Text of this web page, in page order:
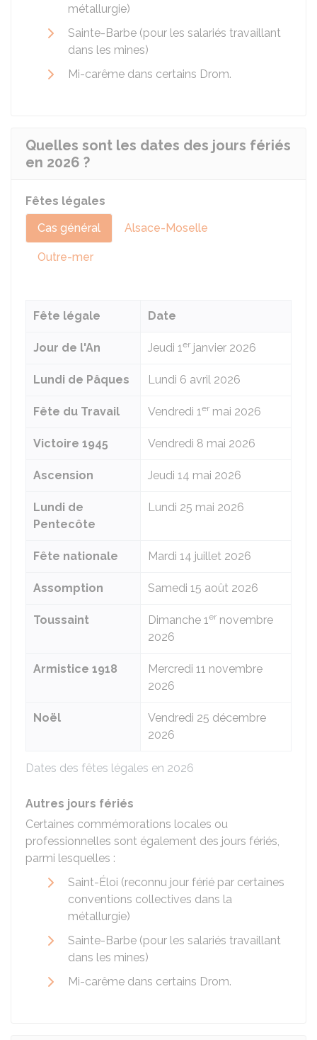
métallurgie)
Sainte-Barbe (pour les salariés travaillant
dans les mines)
Mi-carême dans certains Drom.
Quelles sont les dates des jours fériés
en 2026 ?
Fêtes légales
Cas général
Alsace-Moselle
Outre-mer
Dates des fêtes légales en 2026
Fête légale Date
Jour de l'An Jeudi 1er janvier 2026
Lundi de Pâques Lundi 6 avril 2026
Fête du Travail Vendredi 1er mai 2026
Victoire 1945 Vendredi 8 mai 2026
Ascension Jeudi 14 mai 2026
Lundi de
Pentecôte
Lundi 25 mai 2026
Fête nationale Mardi 14 juillet 2026
Assomption Samedi 15 août 2026
Toussaint Dimanche 1er novembre
2026
Armistice 1918
Mercredi 11 novembre
2026
Noël
Vendredi 25 décembre
2026
Autres jours fériés
Certaines commémorations locales ou
professionnelles sont également des jours fériés,
parmi lesquelles :
Saint-Éloi (reconnu jour férié par certaines
conventions collectives dans la
métallurgie)
Sainte-Barbe (pour les salariés travaillant
dans les mines)
Mi-carême dans certains Drom.